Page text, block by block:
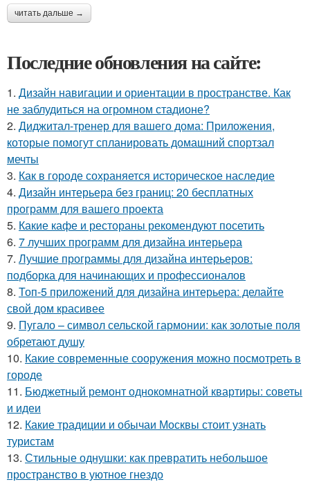
читать дальше →
Последние обновления на сайте:
1. Дизайн навигации и ориентации в пространстве. Как
не заблудиться на огромном стадионе?
2. Диджитал-тренер для вашего дома: Приложения,
которые помогут спланировать домашний спортзал
мечты
3. Как в городе сохраняется историческое наследие
4. Дизайн интерьера без границ: 20 бесплатных
программ для вашего проекта
5. Какие кафе и рестораны рекомендуют посетить
6. 7 лучших программ для дизайна интерьера
7. Лучшие программы для дизайна интерьеров:
подборка для начинающих и профессионалов
8. Топ-5 приложений для дизайна интерьера: делайте
свой дом красивее
9. Пугало – символ сельской гармонии: как золотые поля
обретают душу
10. Какие современные сооружения можно посмотреть в
городе
11. Бюджетный ремонт однокомнатной квартиры: советы
и идеи
12. Какие традиции и обычаи Москвы стоит узнать
туристам
13. Стильные однушки: как превратить небольшое
пространство в уютное гнездо